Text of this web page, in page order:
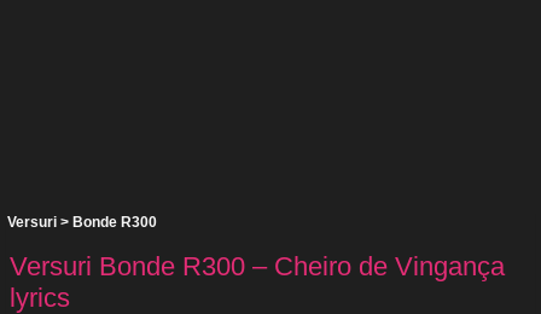
Versuri > Bonde R300
Versuri Bonde R300 – Cheiro de Vingança
lyrics